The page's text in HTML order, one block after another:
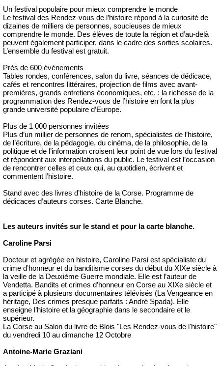
Un festival populaire pour mieux comprendre le monde
Le festival des Rendez-vous de l’histoire répond à la curiosité de
dizaines de milliers de personnes, soucieuses de mieux
comprendre le monde. Des élèves de toute la région et d’au-delà
peuvent également participer, dans le cadre des sorties scolaires.
L’ensemble du festival est gratuit.
Près de 600 évènements
Tables rondes, conférences, salon du livre, séances de dédicace,
cafés et rencontres littéraires, projection de films avec avant-
premières, grands entretiens économiques, etc. : la richesse de la
programmation des Rendez-vous de l’histoire en font la plus
grande université populaire d’Europe.
Plus de 1 000 personnes invitées
Plus d’un millier de personnes de renom, spécialistes de l’histoire,
de l’écriture, de la pédagogie, du cinéma, de la philosophie, de la
politique et de l’information croisent leur point de vue lors du festival
et répondent aux interpellations du public. Le festival est l’occasion
de rencontrer celles et ceux qui, au quotidien, écrivent et
commentent l’histoire.
Stand avec des livres d’histoire de la Corse. Programme de
dédicaces d’auteurs corses. Carte Blanche.
Les auteurs invités sur le stand et pour la carte blanche.
Caroline Parsi
Docteur et agrégée en histoire, Caroline Parsi est spécialiste du
crime d’honneur et du banditisme corses du début du XIXe siècle à
la veille de la Deuxième Guerre mondiale. Elle est l’auteur de
Vendetta. Bandits et crimes d’honneur en Corse au XIXe siècle et
a participé à plusieurs documentaires télévisés (La Vengeance en
héritage, Des crimes presque parfaits : André Spada). Elle
enseigne l’histoire et la géographie dans le secondaire et le
supérieur.
La Corse au Salon du livre de Blois "Les Rendez-vous de l'histoire"
du vendredi 10 au dimanche 12 Octobre
Antoine-Marie Graziani